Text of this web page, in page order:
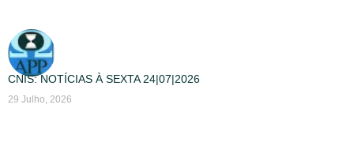
CNIS: NOTÍCIAS À SEXTA 24|07|2026
29 Julho, 2026